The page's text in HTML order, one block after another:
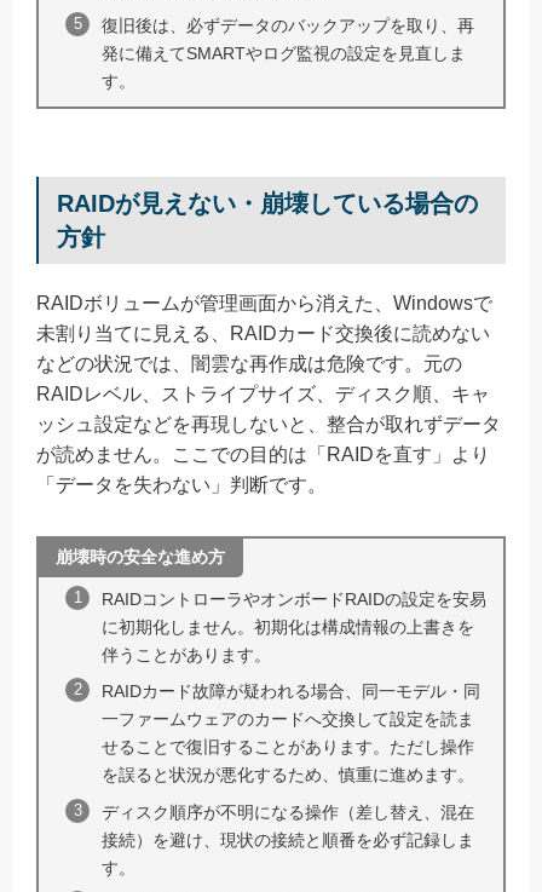
復旧後は、必ずデータのバックアップを取り、再
発に備えてSMARTやログ監視の設定を見直しま
す。
RAIDが見えない・崩壊している場合の
方針
RAIDボリュームが管理画面から消えた、Windowsで
未割り当てに見える、RAIDカード交換後に読めない
などの状況では、闇雲な再作成は危険です。元の
RAIDレベル、ストライプサイズ、ディスク順、キャ
ッシュ設定などを再現しないと、整合が取れずデータ
が読めません。ここでの目的は「RAIDを直す」より
「データを失わない」判断です。
崩壊時の安全な進め方
RAIDコントローラやオンボードRAIDの設定を安易
に初期化しません。初期化は構成情報の上書きを
伴うことがあります。
RAIDカード故障が疑われる場合、同一モデル・同
一ファームウェアのカードへ交換して設定を読ま
せることで復旧することがあります。ただし操作
を誤ると状況が悪化するため、慎重に進めます。
ディスク順序が不明になる操作（差し替え、混在
接続）を避け、現状の接続と順番を必ず記録しま
す。